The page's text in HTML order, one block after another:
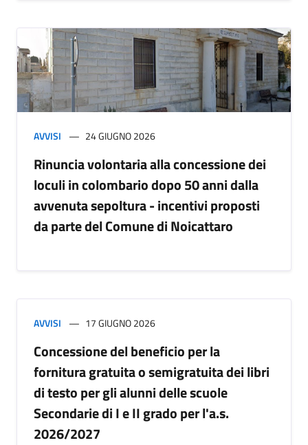
AVVISI 24 GIUGNO 2026
Rinuncia volontaria alla concessione dei
loculi in colombario dopo 50 anni dalla
avvenuta sepoltura - incentivi proposti
da parte del Comune di Noicattaro
AVVISI 17 GIUGNO 2026
Concessione del beneficio per la
fornitura gratuita o semigratuita dei libri
di testo per gli alunni delle scuole
Secondarie di I e II grado per l'a.s.
2026/2027